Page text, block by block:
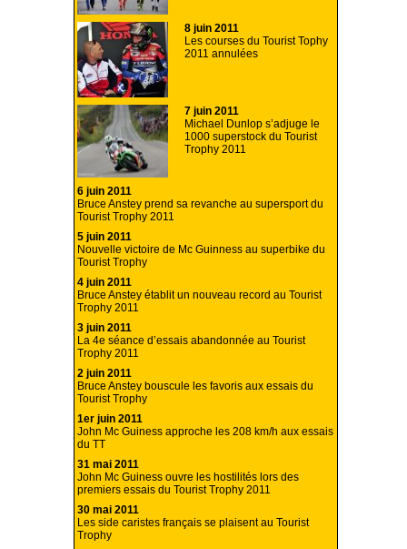
8 juin 2011
Les courses du Tourist Tophy
2011 annulées
7 juin 2011
Michael Dunlop s’adjuge le
1000 superstock du Tourist
Trophy 2011
6 juin 2011
Bruce Anstey prend sa revanche au supersport du
Tourist Trophy 2011
5 juin 2011
Nouvelle victoire de Mc Guinness au superbike du
Tourist Trophy
4 juin 2011
Bruce Anstey établit un nouveau record au Tourist
Trophy 2011
3 juin 2011
La 4e séance d’essais abandonnée au Tourist
Trophy 2011
2 juin 2011
Bruce Anstey bouscule les favoris aux essais du
Tourist Trophy
1er juin 2011
John Mc Guiness approche les 208 km/h aux essais
du TT
31 mai 2011
John Mc Guiness ouvre les hostilités lors des
premiers essais du Tourist Trophy 2011
30 mai 2011
Les side caristes français se plaisent au Tourist
Trophy